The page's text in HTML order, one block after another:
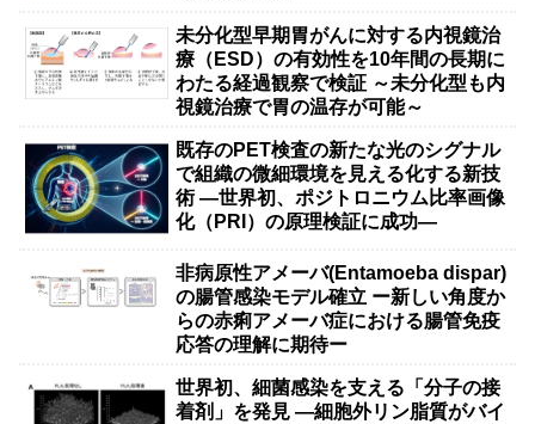
未分化型早期胃がんに対する内視鏡治
療（ESD）の有効性を10年間の長期に
わたる経過観察で検証 ～未分化型も内
視鏡治療で胃の温存が可能～
既存のPET検査の新たな光のシグナル
で組織の微細環境を見える化する新技
術 ―世界初、ポジトロニウム比率画像
化（PRI）の原理検証に成功―
非病原性アメーバ(Entamoeba dispar)
の腸管感染モデル確立 ー新しい角度か
らの赤痢アメーバ症における腸管免疫
応答の理解に期待ー
世界初、細菌感染を支える「分子の接
着剤」を発見 ―細胞外リン脂質がバイ